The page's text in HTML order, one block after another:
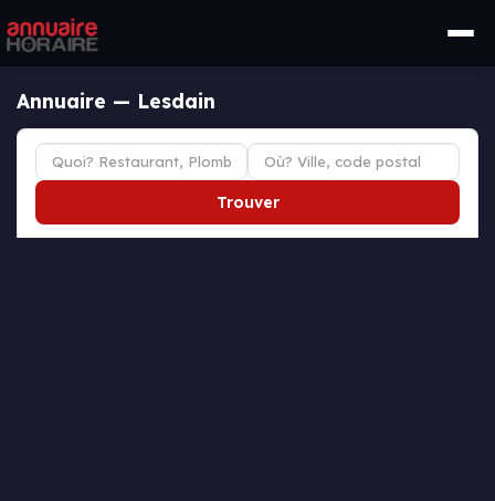
Annuaire — Lesdain
Trouver